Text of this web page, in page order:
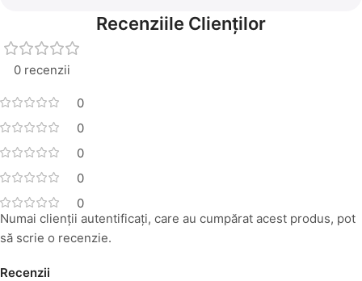
Recenziile Clienților
0 recenzii
0
0
0
0
0
Recenzii
Numai clienții autentificați, care au cumpărat acest produs, pot
să scrie o recenzie.